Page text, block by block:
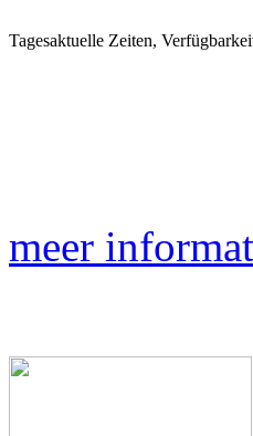
Tagesaktuelle Zeiten,
meer